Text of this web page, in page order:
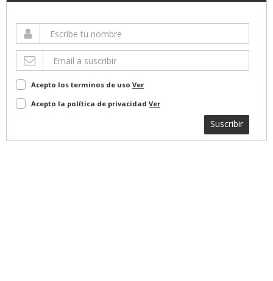
Acepto los terminos de uso Ver
Acepto la política de privacidad Ver
Suscribir